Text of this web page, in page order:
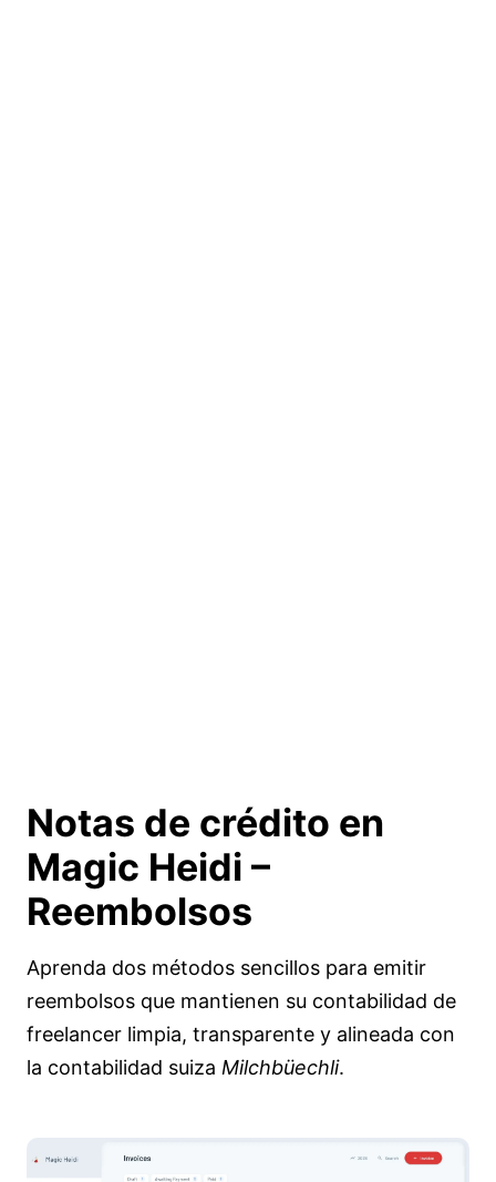
Notas de crédito en
Magic Heidi –
Reembolsos
Aprenda dos métodos sencillos para emitir
reembolsos que mantienen su contabilidad de
freelancer limpia, transparente y alineada con
la contabilidad suiza Milchbüechli.